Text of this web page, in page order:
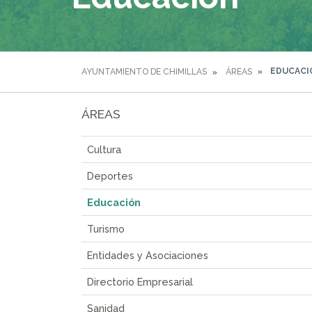
AYUNTAMIENTO DE CHIMILLAS ÁREAS
ÁREAS
Cultura
Deportes
Educación
Turismo
Entidades y Asociaciones
Directorio Empresarial
Sanidad